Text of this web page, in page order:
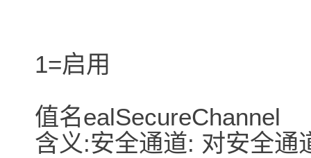
1=启用
值名ealSecureChannel
含义:安全通道: 对安全通